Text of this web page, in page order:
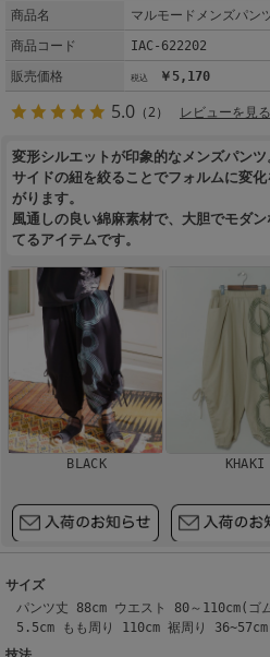
商品名
マルモードメンズパン
商品コード
IAC-622202
販売価格
￥5,170
5.0 （2） レビューを見る
変形シルエットが印象的なメンズパンツ
サイドの紐を絞ることでフォルムに変
がります。
風通しの良い綿麻素材で、大胆でモダ
てるアイテムです。
BLACK KHAKI
サイズ
パンツ丈 88cm ウエスト 80～110cm(
5.5cm もも周り 110cm 裾周り